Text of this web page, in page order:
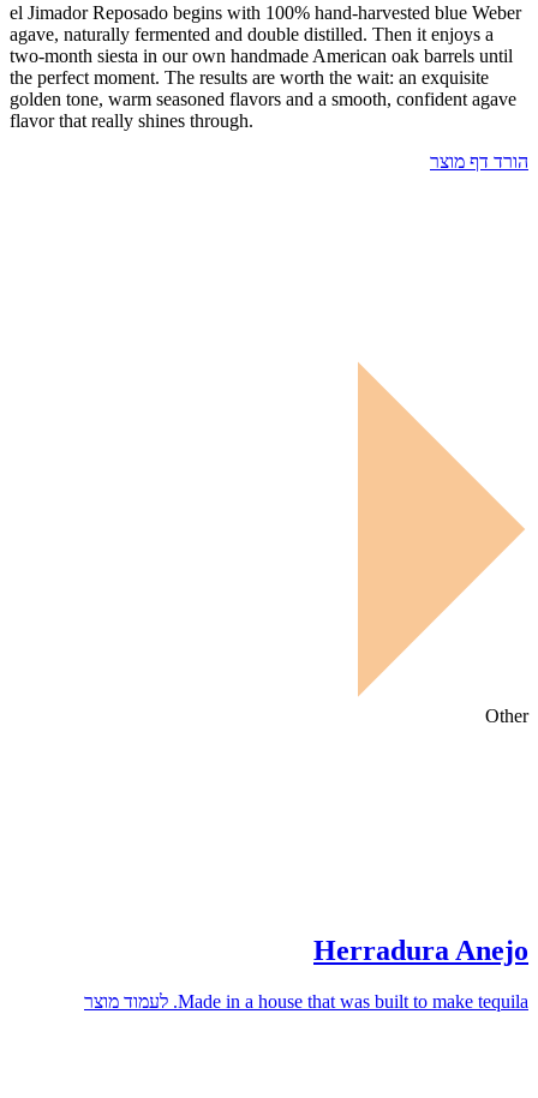
el Jimador Reposado begins with 100% hand-harvested blue Weber
agave, naturally fermented and double distilled. Then it enjoys a
two-month siesta in our own handmade American oak barrels until
the perfect moment. The results are worth the wait: an exquisite
golden tone, warm seasoned flavors and a smooth, confident agave
flavor that really shines through.
הורד דף מוצר
Other
Herradura Anejo
Made in a house that was built to make tequila. לעמוד מוצר